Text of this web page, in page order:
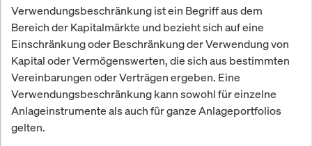
Verwendungsbeschränkung ist ein Begriff aus dem
Bereich der Kapitalmärkte und bezieht sich auf eine
Einschränkung oder Beschränkung der Verwendung von
Kapital oder Vermögenswerten, die sich aus bestimmten
Vereinbarungen oder Verträgen ergeben. Eine
Verwendungsbeschränkung kann sowohl für einzelne
Anlageinstrumente als auch für ganze Anlageportfolios
gelten.